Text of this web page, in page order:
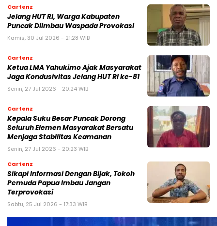
Cartenz
Jelang HUT RI, Warga Kabupaten
Puncak Diimbau Waspada Provokasi
Kamis, 30 Jul 2026 - 21:28 WIB
Cartenz
Ketua LMA Yahukimo Ajak Masyarakat
Jaga Kondusivitas Jelang HUT RI ke-81
Senin, 27 Jul 2026 - 20:24 WIB
Cartenz
Kepala Suku Besar Puncak Dorong
Seluruh Elemen Masyarakat Bersatu
Menjaga Stabilitas Keamanan
Senin, 27 Jul 2026 - 20:23 WIB
Cartenz
Sikapi Informasi Dengan Bijak, Tokoh
Pemuda Papua Imbau Jangan
Terprovokasi
Sabtu, 25 Jul 2026 - 17:33 WIB